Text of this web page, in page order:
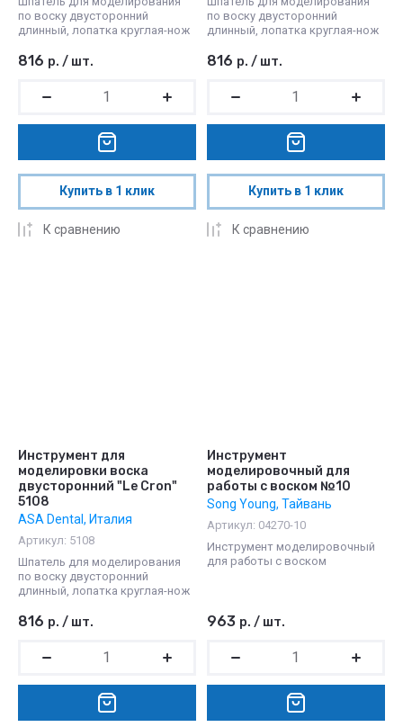
по воску двусторонний
длинный, лопатка круглая-нож
816 р. / шт.
Купить в 1 клик
К сравнению
по воску двусторонний
длинный, лопатка круглая-нож
816 р. / шт.
Купить в 1 клик
К сравнению
Инструмент для
моделировки воска
двусторонний "Le Cron"
5108
ASA Dental, Италия
Артикул: 5108
Шпатель для моделирования
по воску двусторонний
длинный, лопатка круглая-нож
816 р. / шт.
Инструмент
моделировочный для
работы с воском №10
Song Young, Тайвань
Артикул: 04270-10
Инструмент моделировочный
для работы с воском
963 р. / шт.